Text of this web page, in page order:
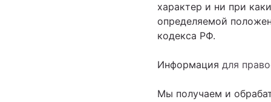
характер и ни при
определяемой
кодекса РФ.
Информация для
Мы получаем и